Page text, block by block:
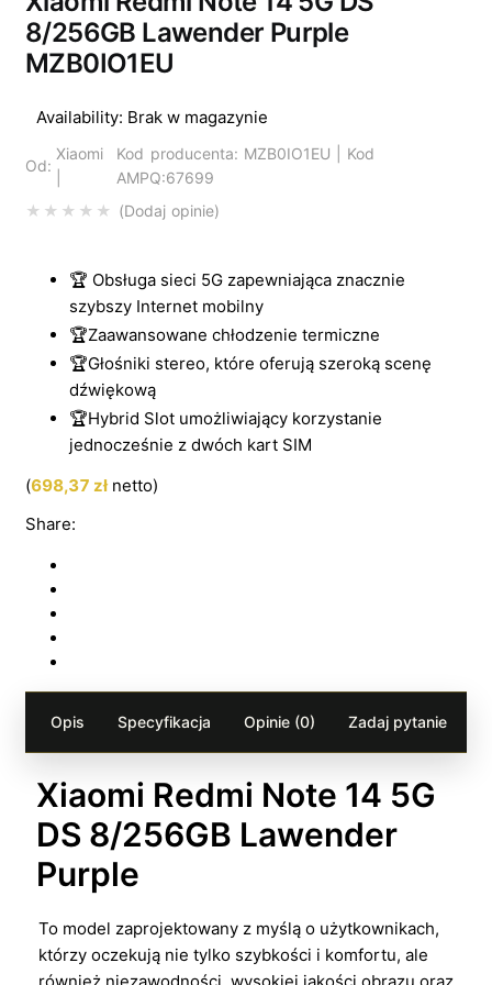
8/256GB Lawender Purple
MZB0IO1EU
Dodaj opinie
Availability: Brak w magazynie
Od:
Xiaomi
Kod producenta: MZB0IO1EU | Kod
AMPQ:67699
🏆 Obsługa sieci 5G zapewniająca znacznie
szybszy Internet mobilny
🏆Zaawansowane chłodzenie termiczne
🏆Głośniki stereo, które oferują szeroką scenę
dźwiękową
🏆Hybrid Slot umożliwiający korzystanie
jednocześnie z dwóch kart SIM
(698,37 złnetto)
Share:
Opis Specyfikacja Opinie (0) Zadaj pytanie
Xiaomi Redmi Note 14 5G
DS 8/256GB Lawender
Purple
To model zaprojektowany z myślą o użytkownikach,
którzy oczekują nie tylko szybkości i komfortu, ale